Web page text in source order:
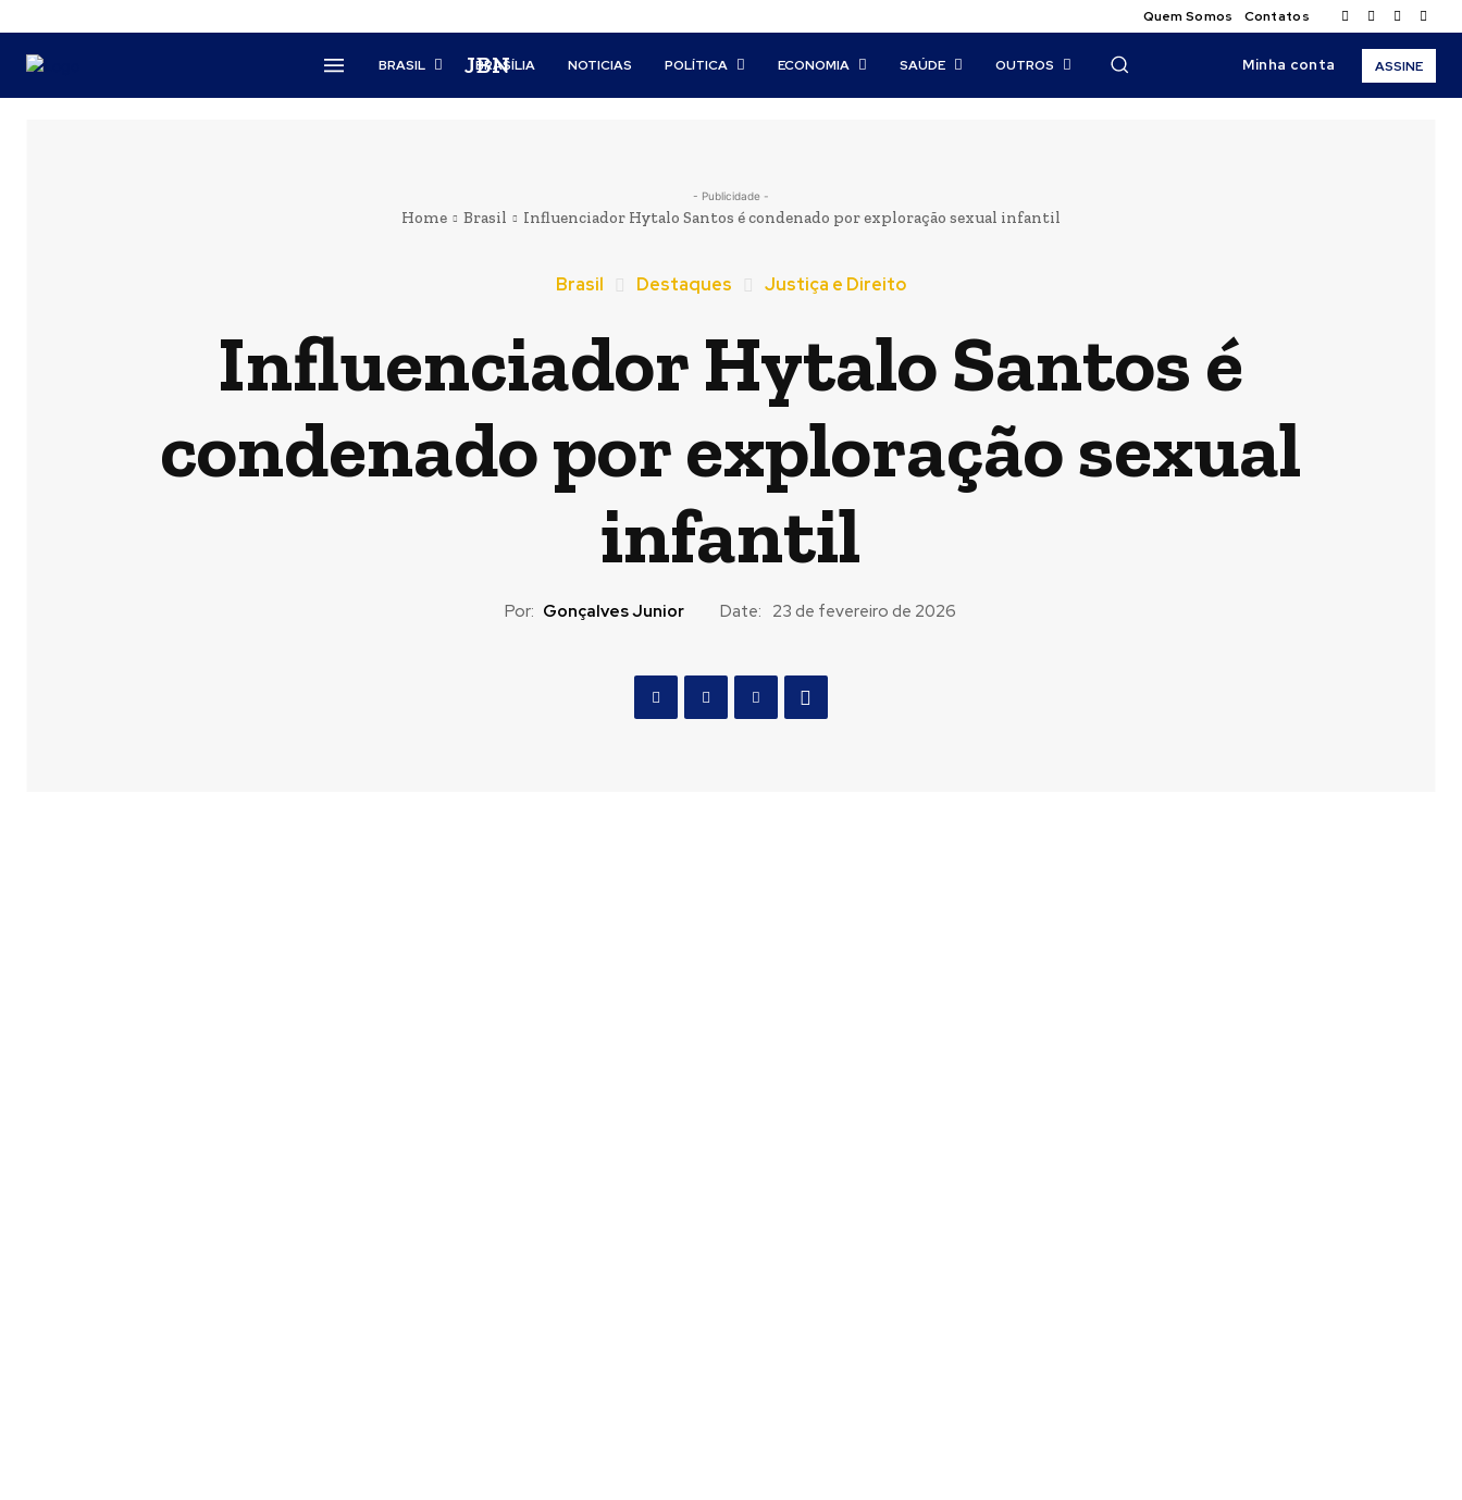
Quem Somos Contatos
JBN
BRASIL BRASÍLIA NOTICIAS POLÍTICA ECONOMIA SAÚDE OUTROS Minha conta ASSINE
- Publicidade -
Home Brasil Influenciador Hytalo Santos é condenado por exploração sexual infantil
Brasil Destaques Justiça e Direito
Influenciador Hytalo Santos é
condenado por exploração sexual
infantil
Por: Gonçalves Junior Date: 23 de fevereiro de 2026